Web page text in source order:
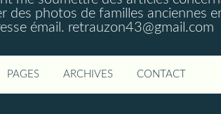
photos de familles anciennes
émail. retrauzon43@gmail.com
PAGES ARCHIVES CONTACT